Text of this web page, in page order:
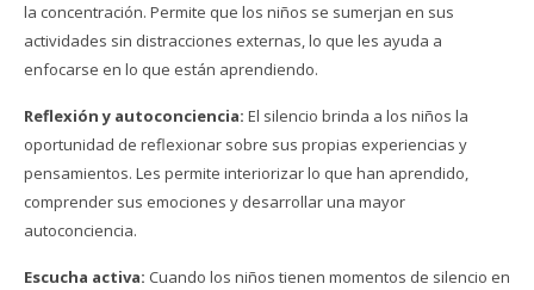
la concentración. Permite que los niños se sumerjan en sus
actividades sin distracciones externas, lo que les ayuda a
enfocarse en lo que están aprendiendo.
Reflexión y autoconciencia: El silencio brinda a los niños la
oportunidad de reflexionar sobre sus propias experiencias y
pensamientos. Les permite interiorizar lo que han aprendido,
comprender sus emociones y desarrollar una mayor
autoconciencia.
Escucha activa: Cuando los niños tienen momentos de silencio en